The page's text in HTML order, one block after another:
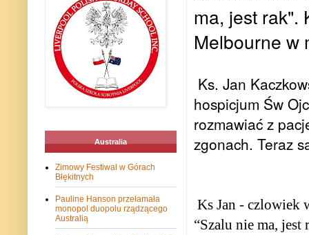
ma, jest rak".
Melbourne w
Ks. Jan
hospicjum Św
rozmawiać z
zgonach. Teraz
Ks Jan - czlowiek
“Szalu nie ma,
Australia
Zimowy Festiwal w Górach
Błękitnych
Pauline Hanson przełamała
monopol duopolu rządzącego
Australią